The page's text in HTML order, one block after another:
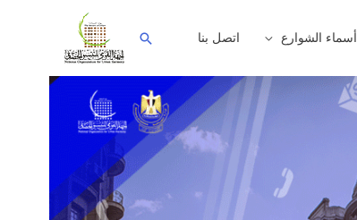
أسماء الشوارع اتصل بنا